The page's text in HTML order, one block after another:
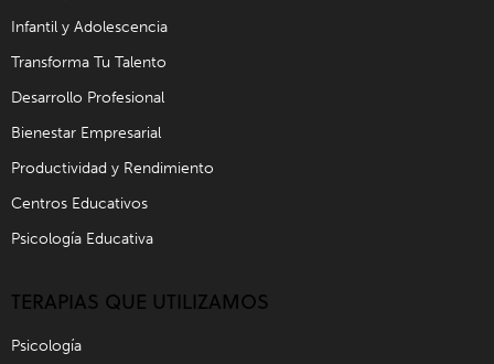
Infantil y Adolescencia
Transforma Tu Talento
Desarrollo Profesional
Bienestar Empresarial
Productividad y Rendimiento
Centros Educativos
Psicología Educativa
TERAPIAS QUE UTILIZAMOS
Psicología